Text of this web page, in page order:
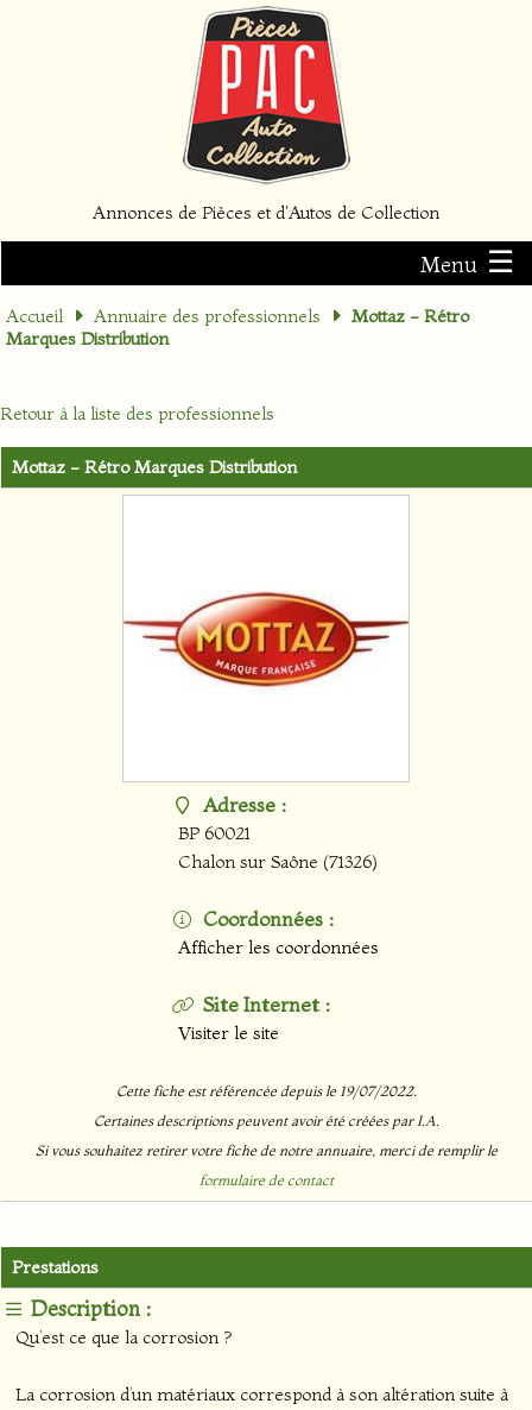
Annonces de Pièces et d'Autos de Collection
Menu ☰
Accueil Annuaire des professionnels
Mottaz - Rétro
Marques Distribution
Retour à la liste des professionnels
Mottaz - Rétro Marques Distribution
Adresse :
BP 60021
Chalon sur Saône (71326)
Coordonnées :
Afficher les coordonnées
Site Internet :
Visiter le site
Cette fiche est référencée depuis le 19/07/2022.
Certaines descriptions peuvent avoir été créées par I.A.
Si vous souhaitez retirer votre fiche de notre annuaire, merci de remplir le
formulaire de contact
Prestations
Description :
Qu’est ce que la corrosion ?
La corrosion d’un matériaux correspond à son altération suite à